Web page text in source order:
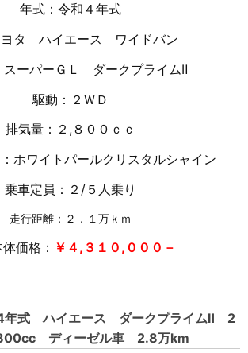
年式：令和４年式
ヨタ ハイエース ワイドバン
スーパーＧＬ ダークプライムⅡ
駆動：２ＷＤ
排気量：２,８００ｃｃ
ホワイトパールクリスタルシャイン
乗車定員：２/５人乗り
走行距離：２．１万ｋｍ
価格： ￥４,３１０,０００－
式 ハイエース ダークプライムⅡ 2
ディーゼル車 2.8万km